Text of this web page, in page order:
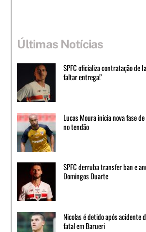
Últimas Notícias
SPFC oficializa contratação de
faltar entrega!’
Lucas Moura inicia nova fase
no tendão
SPFC derruba transfer ban e
Domingos Duarte
Nicolas é detido após acidente
fatal em Barueri